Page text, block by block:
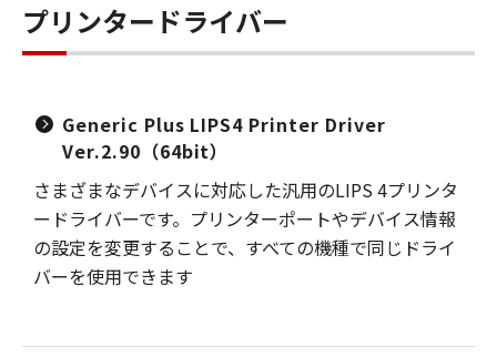
プリンタードライバー
Generic Plus LIPS4 Printer Driver
Ver.2.90（64bit）
さまざまなデバイスに対応した汎用のLIPS 4プリンタ
ードライバーです。プリンターポートやデバイス情報
の設定を変更することで、すべての機種で同じドライ
バーを使用できます